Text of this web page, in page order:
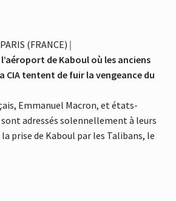
PARIS (FRANCE) |
de Kaboul où les anciens
CIA tentent de fuir la vengeance du
Emmanuel Macron, et états-
sont adressés solennellement à leurs
prise de Kaboul par les Talibans, le